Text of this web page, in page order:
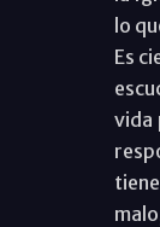
lo
Es
vida